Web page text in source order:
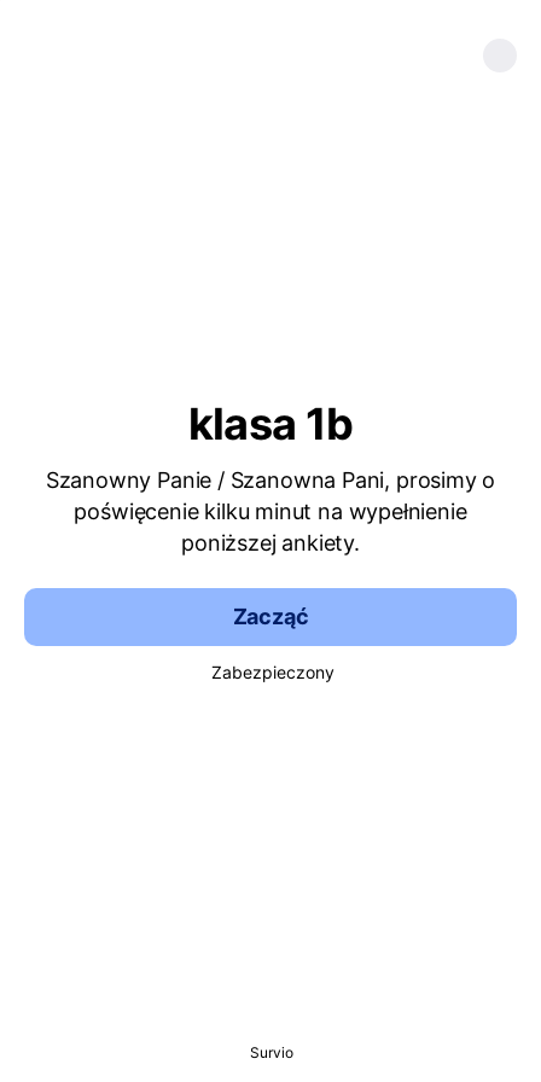
klasa 1b
Szanowny Panie / Szanowna Pani, prosimy o
poświęcenie kilku minut na wypełnienie
poniższej ankiety.
Zacząć
Zabezpieczony
Survio